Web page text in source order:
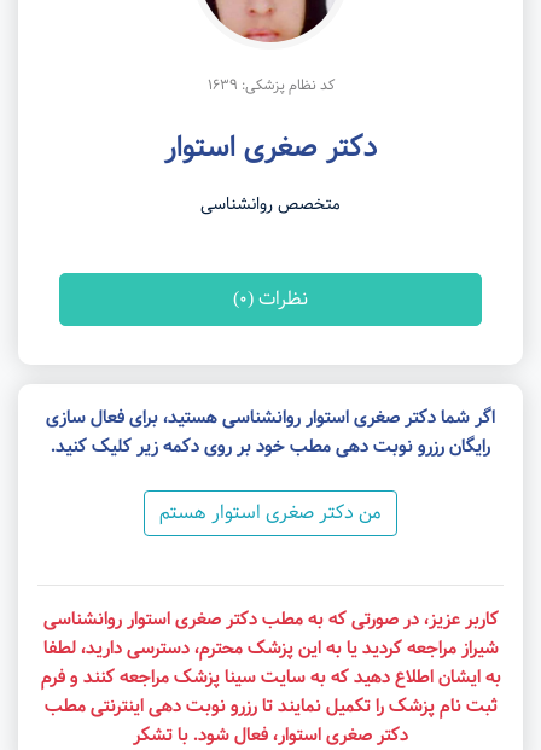
کد نظام پزشکی: 1639
دکتر صغری استوار
متخصص روانشناسی
نظرات (0)
اگر شما دکتر صغری استوار روانشناسی هستید، برای فعال سازی
رایگان رزرو نوبت دهی مطب خود بر روی دکمه زیر کلیک کنید.
من دکتر صغری استوار هستم
کاربر عزیز، در صورتی که به مطب دکتر صغری استوار روانشناسی
شیراز مراجعه کردید یا به این پزشک محترم، دسترسی دارید، لطفا
به ایشان اطلاع دهید که به سایت سینا پزشک مراجعه کنند و فرم
ثبت نام پزشک را تکمیل نمایند تا رزرو نوبت دهی اینترنتی مطب
دکتر صغری استوار، فعال شود. با تشکر